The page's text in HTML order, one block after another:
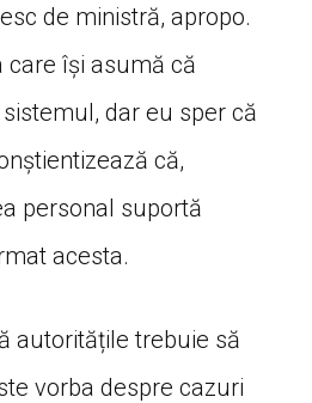
de ministră, apropo.
care își asumă că
dar eu sper că
că,
personal suportă
acesta.
autoritățile trebuie să
vorba despre cazuri